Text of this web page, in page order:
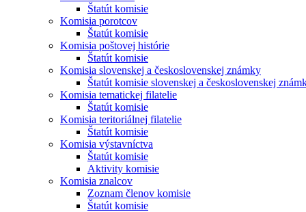
Štatút komisie
Komisia porotcov
Štatút komisie
Komisia poštovej histórie
Štatút komisie
Komisia slovenskej a československej známky
Štatút komisie slovenskej a československej
Komisia tematickej filatelie
Štatút komisie
Komisia teritoriálnej filatelie
Štatút komisie
Komisia výstavníctva
Štatút komisie
Aktivity komisie
Komisia znalcov
Zoznam členov komisie
Štatút komisie